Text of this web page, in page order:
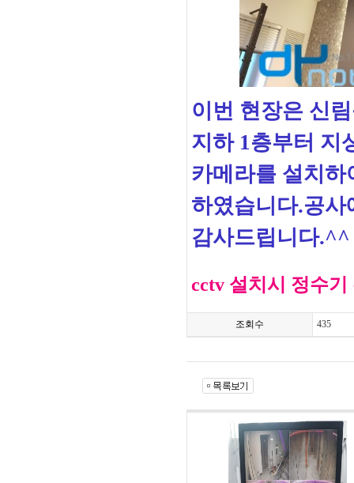
이번 현장은 신
지하 1층부터 지
카메라를 설치하
하였습니다.공
감사드립니다.^^
cctv 설치시 정수기
조회수 435